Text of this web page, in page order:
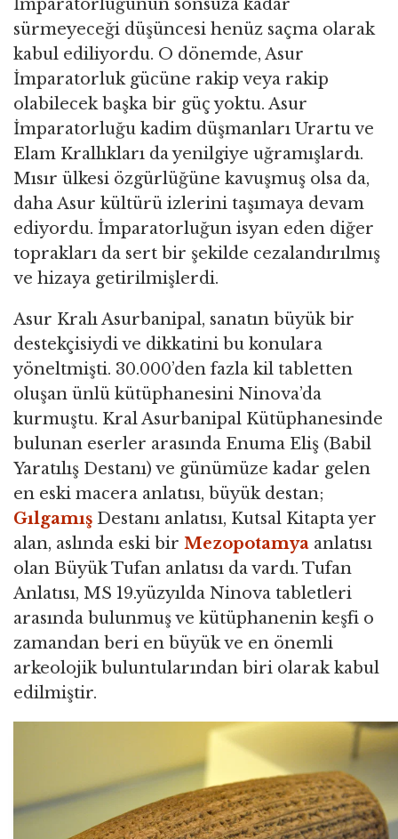
İmparatorluğunun sonsuza kadar
sürmeyeceği düşüncesi henüz saçma olarak
kabul ediliyordu. O dönemde, Asur
İmparatorluk gücüne rakip veya rakip
olabilecek başka bir güç yoktu. Asur
İmparatorluğu kadim düşmanları Urartu ve
Elam Krallıkları da yenilgiye uğramışlardı.
Mısır ülkesi özgürlüğüne kavuşmuş olsa da,
daha Asur kültürü izlerini taşımaya devam
ediyordu. İmparatorluğun isyan eden diğer
toprakları da sert bir şekilde cezalandırılmış
ve hizaya getirilmişlerdi.
Asur Kralı Asurbanipal, sanatın büyük bir
destekçisiydi ve dikkatini bu konulara
yöneltmişti. 30.000’den fazla kil tabletten
oluşan ünlü kütüphanesini Ninova’da
kurmuştu. Kral Asurbanipal Kütüphanesinde
bulunan eserler arasında Enuma Eliş (Babil
Yaratılış Destanı) ve günümüze kadar gelen
en eski macera anlatısı, büyük destan;
Gılgamış Destanı anlatısı, Kutsal Kitapta yer
alan, aslında eski bir Mezopotamya anlatısı
olan Büyük Tufan anlatısı da vardı. Tufan
Anlatısı, MS 19.yüzyılda Ninova tabletleri
arasında bulunmuş ve kütüphanenin keşfi o
zamandan beri en büyük ve en önemli
arkeolojik buluntularından biri olarak kabul
edilmiştir.